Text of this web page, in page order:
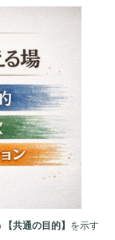
【共通の目的】 を示す